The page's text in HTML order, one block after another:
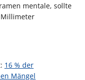
mentale, sollte
16 % der
Mängel